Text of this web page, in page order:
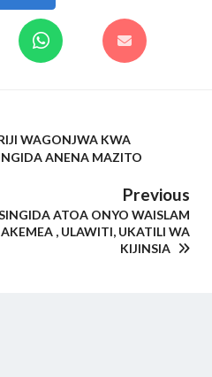
WAGONJWA KWA
ANENA MAZITO
Previous
ATOA ONYO WAISLAM
, ULAWITI, UKATILI WA
KIJINSIA